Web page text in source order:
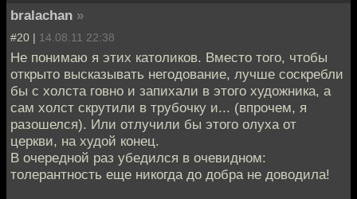
bralachan »
#20 | 14.08.11 22:38
Не понимаю я этих католиков. Вместо того, чтобы
открыто высказывать негодование, лучше соскребли
бы с холста говно и запихали в этого художника, а
сам холст скрутили в трубочку и... (впрочем, я
разошелся). Или отлучили бы этого олуха от
церкви, на худой конец.
В очередной раз убедился в очевидном:
толерантность еще никогда до добра не доводила!